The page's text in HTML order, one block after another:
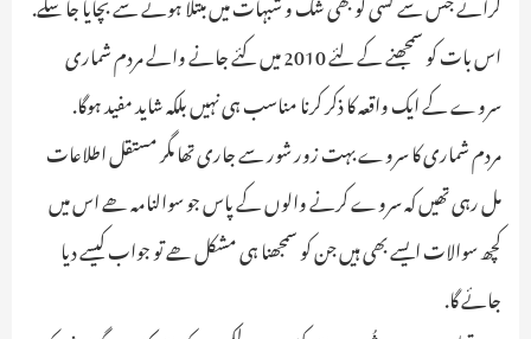
اس بات کو سمجھنے کے لئے 2010 میں کئے جانے والے مردم شماری
سروے کے ایک واقعہ کا ذکر کرنا مناسب ہی نہیں بلکہ شاید مفید ہوگا.
مردم شماری کا سروے بہت زور شور سے جاری تھا مگر مستقل اطلاعات
مل رہی تھیں کہ سروے کرنے والوں کے پاس جو سوالنامہ ھے اس میں
کچھ سوالات ایسے بھی ہیں جن کو سمجھنا ہی مشکل ھے تو جواب کیسے دیا
جائے گا.